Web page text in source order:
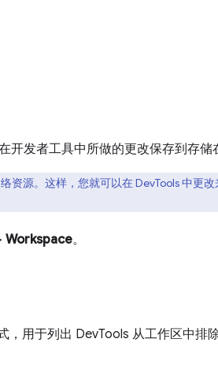
开发者工具中所做的更改保存到存储
资源。这样，您就可以在 DevTools 中更
Workspace。
，用于列出 DevTools 从工作区中排